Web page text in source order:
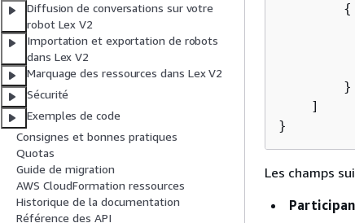
Diffusion de conversations sur votre
robot Lex V2
Importation et exportation de robots
dans Lex V2
Marquage des ressources dans Lex V2
Sécurité
Exemples de code
Consignes et bonnes pratiques
Quotas
Guide de migration
AWS CloudFormation ressources
Historique de la documentation
Référence des API
{
        }
    ]
}
Les champs